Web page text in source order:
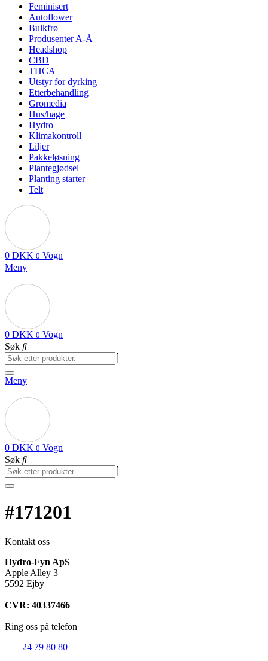
Feminisert
Autoflower
Bulkfrø
Produsenter A-Å
Headshop
CBD
THCA
Utstyr for dyrking
Etterbehandling
Gromedia
Hus/hage
Hydro
Klimakontroll
Liljer
Pakkeløsning
Plantegjødsel
Planting starter
Telt
0 DKK 0 Vogn
Meny
0 DKK 0 Vogn
Søk
Meny
0 DKK 0 Vogn
Søk
#171201
Kontakt oss
Hydro-Fyn ApS
Apple Alley 3
5592 Ejby
CVR: 40337466
Ring oss på telefon
24 79 80 80